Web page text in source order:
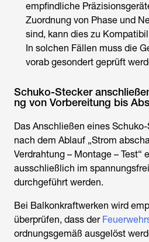
empfindliche
Zuordnung von Phase und
sind, kann dies zu
In solchen Fällen muss die
vorab gesondert geprüft
Schuko-Stecker
ng von Vorbereitung bis
Das Anschließen eines
nach dem Ablauf „Strom
Verdrahtung – Montage – Test“
ausschließlich im
durchgeführt werden.
Bei Balkonkraftwerken wird
überprüfen, dass der
ordnungsgemäß ausgelöst